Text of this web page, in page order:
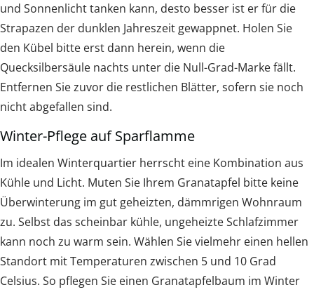
und Sonnenlicht tanken kann, desto besser ist er für die
Strapazen der dunklen Jahreszeit gewappnet. Holen Sie
den Kübel bitte erst dann herein, wenn die
Quecksilbersäule nachts unter die Null-Grad-Marke fällt.
Entfernen Sie zuvor die restlichen Blätter, sofern sie noch
nicht abgefallen sind.
Winter-Pflege auf Sparflamme
Im idealen Winterquartier herrscht eine Kombination aus
Kühle und Licht. Muten Sie Ihrem Granatapfel bitte keine
Überwinterung im gut geheizten, dämmrigen Wohnraum
zu. Selbst das scheinbar kühle, ungeheizte Schlafzimmer
kann noch zu warm sein. Wählen Sie vielmehr einen hellen
Standort mit Temperaturen zwischen 5 und 10 Grad
Celsius. So pflegen Sie einen Granatapfelbaum im Winter